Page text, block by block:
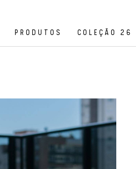
PRODUTOS COLEÇÃO 26